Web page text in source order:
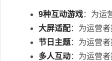
9种互动游戏：为运
大屏适配：为运营
节日主题：为运营
多人互动：为运营